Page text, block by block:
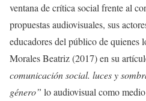
ventana de crítica social frente al
propuestas audiovisuales, sus
educadores del público de quienes
Morales Beatriz (2017) en su
comunicación social. luces y
género” lo audiovisual como